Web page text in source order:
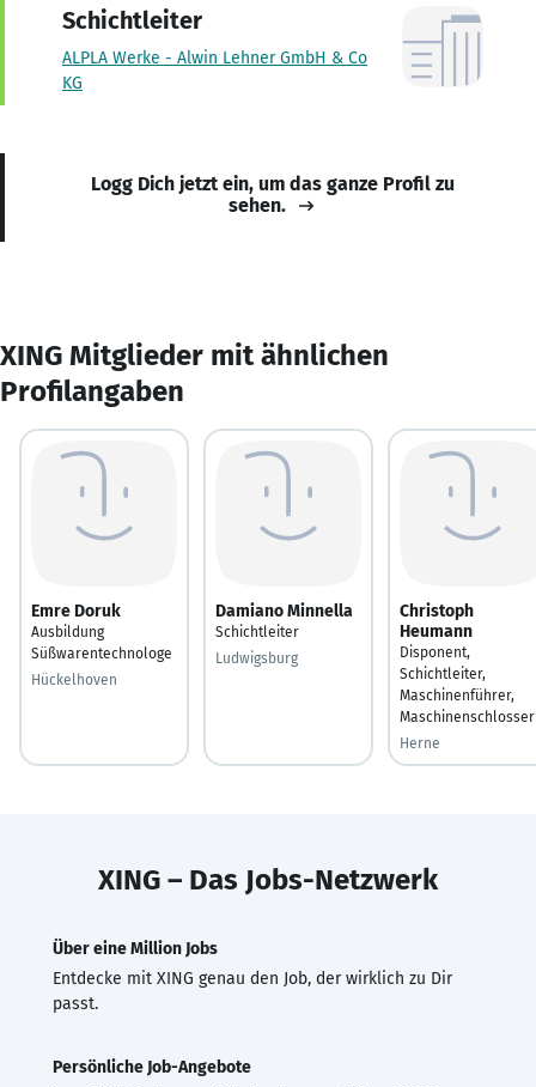
Schichtleiter
ALPLA Werke - Alwin Lehner GmbH & Co
KG
Logg Dich jetzt ein, um das ganze Profil zu
sehen.
XING Mitglieder mit ähnlichen
Profilangaben
Emre Doruk
Ausbildung
Süßwarentechnologe
Hückelhoven
Damiano Minnella
Schichtleiter
Ludwigsburg
Christoph
Heumann
Disponent,
Schichtleiter,
Maschinenführer,
Maschinenschlosser
Herne
XING – Das Jobs-Netzwerk
Über eine Million Jobs
Entdecke mit XING genau den Job, der wirklich zu Dir
passt.
Persönliche Job-Angebote